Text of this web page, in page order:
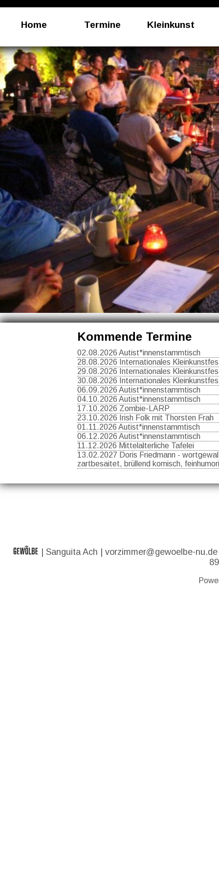
Home Termine Kleinkunst
Kommende Termine
02.08.2026 Autist*innenstammtisch
28.08.2026 Internationales
29.08.2026 Internationales
30.08.2026 Internationales
06.09.2026 Autist*innenstammtisch
04.10.2026 Autist*innenstammtisch
17.10.2026 Zombie-LARP
23.10.2026 Irish Folk mit Thorsten Frah
01.11.2026 Autist*innenstammtisch
06.12.2026 Autist*innenstammtisch
11.12.2026 Mittelalterliche Tafelei
13.02.2027 Doris Friedmann -
zartbesaitet, brüllend komisch,
| Sanguita Ach | vorzimmer@gewoelbe-nu.de